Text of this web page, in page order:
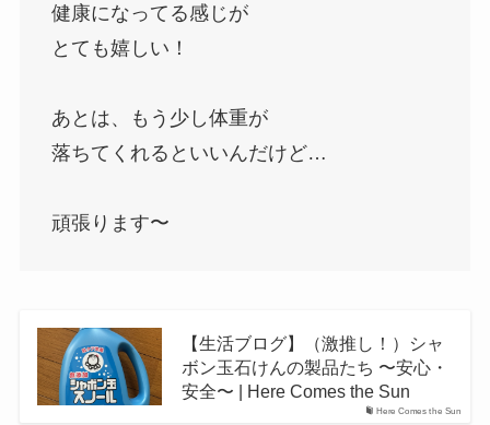
健康になってる感じが
とても嬉しい！
あとは、もう少し体重が
落ちてくれるといいんだけど…
頑張ります〜
Here Comes the Sun
【生活ブログ】（激推し！）シャ
ボン玉石けんの製品たち 〜安心・
安全〜 | Here Comes the Sun